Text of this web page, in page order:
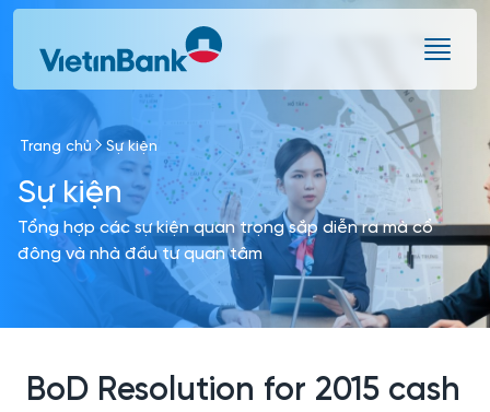
Skip to Main Content
Trang chủ Sự kiện
Sự kiện
Tổng hợp các sự kiện quan trọng sắp diễn ra mà cổ
đông và nhà đầu tư quan tâm
BoD Resolution for 2015 cash